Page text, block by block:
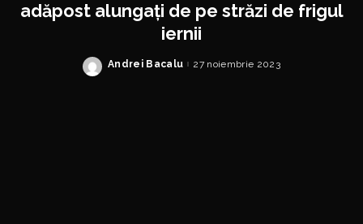
adăpost alungați de pe străzi de frigul
iernii
Posted
Andrei Bacalu 27 noiembrie 2023